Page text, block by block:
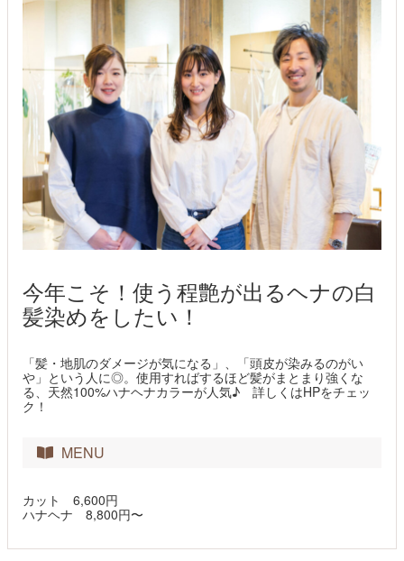
今年こそ！使う程艶が出るヘナの白
髪染めをしたい！
「髪・地肌のダメージが気になる」、「頭皮が染みるのがい
や」という人に◎。使用すればするほど髪がまとまり強くな
る、天然100%ハナヘナカラーが人気♪ 詳しくはHPをチェッ
ク！
MENU
カット 6,600円
ハナヘナ 8,800円〜